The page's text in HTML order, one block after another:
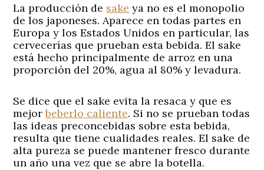
La producción de sake ya no es el monopolio
de los japoneses. Aparece en todas partes en
Europa y los Estados Unidos en particular, las
cervecerías que prueban esta bebida. El sake
está hecho principalmente de arroz en una
proporción del 20%, agua al 80% y levadura.
Se dice que el sake evita la resaca y que es
mejorbeberlo caliente. Si no se prueban todas
las ideas preconcebidas sobre esta bebida,
resulta que tiene cualidades reales. El sake de
alta pureza se puede mantener fresco durante
un año una vez que se abre la botella.